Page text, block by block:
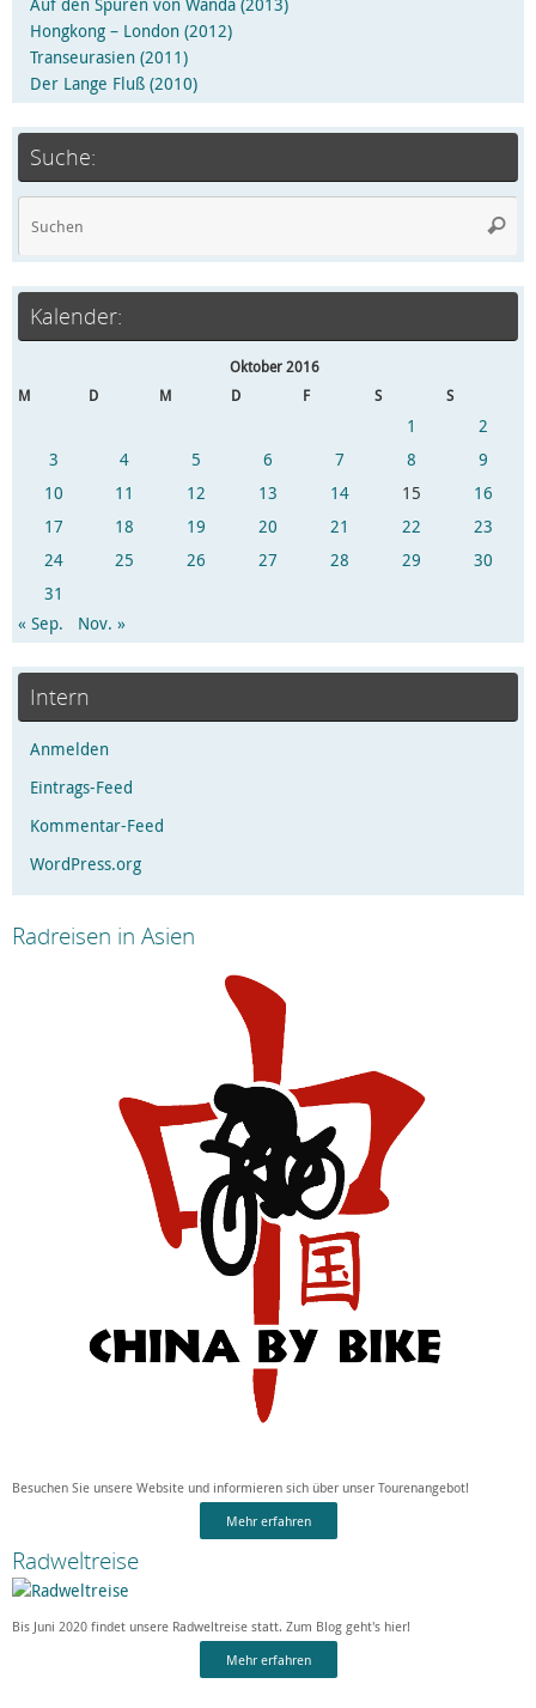
Auf den Spuren von Wanda (2013)
Hongkong – London (2012)
Transeurasien (2011)
Der Lange Fluß (2010)
Suche:
Kalender:
Oktober 2016
M
D M D F S S
1
2
3
4 5 6 7 8
9
10
11 12 13 14 15
16
17
18 19 20 21 22
23
24
25 26 27 28 29
30
31
« Sep.
Nov. »
Intern
Anmelden
Eintrags-Feed
Kommentar-Feed
WordPress.org
Radreisen in Asien
Besuchen Sie unsere Website und informieren sich über unser Tourenangebot!
Mehr erfahren
Radweltreise
Bis Juni 2020 findet unsere Radweltreise statt. Zum Blog geht's hier!
Mehr erfahren